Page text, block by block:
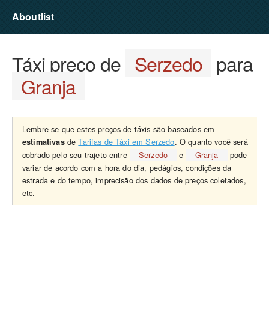
Aboutlist
Táxi preço de Serzedo para
Granja
Lembre-se que estes preços de táxis são baseados em
estimativasdeTarifas de Táxi em Serzedo. O quanto você será
cobrado pelo seu trajeto entre
Serzedo e Granja
pode
variar de acordo com a hora do dia, pedágios, condições da
estrada e do tempo, imprecisão dos dados de preços coletados,
etc.